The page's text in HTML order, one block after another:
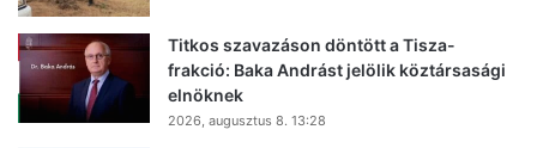
Titkos szavazáson döntött a Tisza-
frakció: Baka Andrást jelölik köztársasági
elnöknek
2026, augusztus 8. 13:28